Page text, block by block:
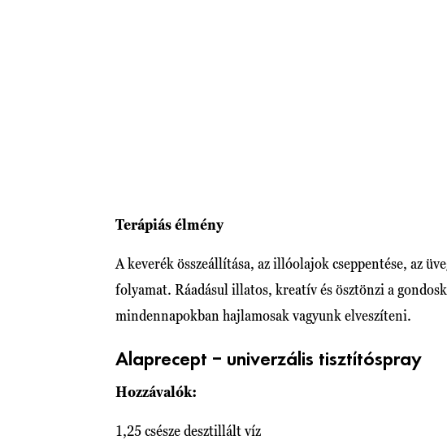
Terápiás élmény
A keverék összeállítása, az illóolajok cseppentése, az
folyamat. Ráadásul illatos, kreatív és ösztönzi a
mindennapokban hajlamosak vagyunk elveszíteni.
Alaprecept – univerzális tisztítóspray
Hozzávalók:
1,25 csésze desztillált víz